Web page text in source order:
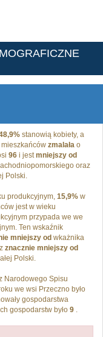
stanowią kobiety, a
zmalała o
96 i jestmniejszy od
oraz
Polski.
produkcyjnym, 15,9% w
jest w wieku
przypada we we
Ten wskaźnik
mniejszy od wkażnika
znacznie mniejszy od
Polski.
Narodowego Spisu
we wsi Przeczno było
gospodarstwa
gospodarstw było 9 .